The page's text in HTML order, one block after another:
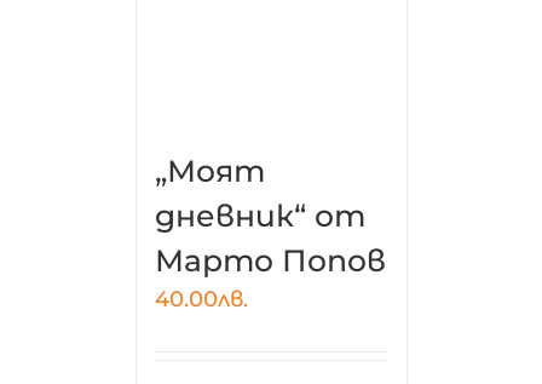
„Моят
дневник“ от
Марто Попов
40.00лв.